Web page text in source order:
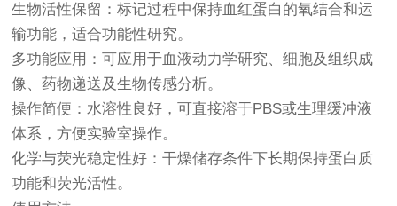
生物活性保留：标记过程中保持血红蛋白的氧结合和运
输功能，适合功能性研究。
多功能应用：可应用于血液动力学研究、细胞及组织成
像、药物递送及生物传感分析。
操作简便：水溶性良好，可直接溶于PBS或生理缓冲液
体系，方便实验室操作。
化学与荧光稳定性好：干燥储存条件下长期保持蛋白质
功能和荧光活性。